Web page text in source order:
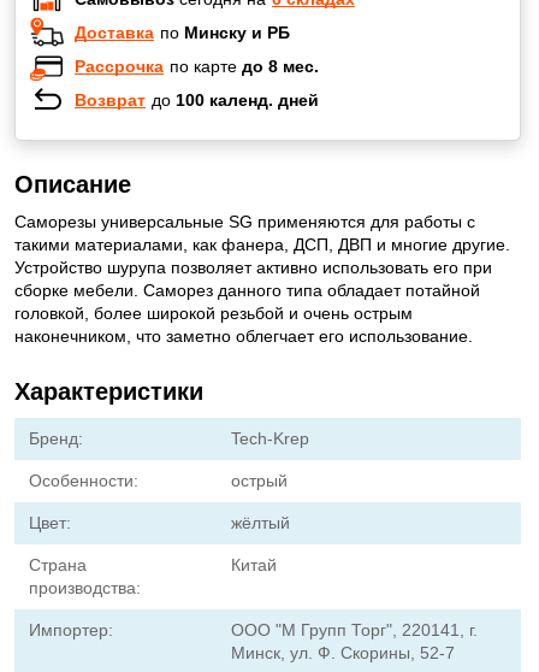
Доставка по Минску и РБ
Рассрочка по карте до 8 мес.
Возврат до 100 календ. дней
Описание
Саморезы универсальные SG применяются для работы с
такими материалами, как фанера, ДСП, ДВП и многие другие.
Устройство шурупа позволяет активно использовать его при
сборке мебели. Саморез данного типа обладает потайной
головкой, более широкой резьбой и очень острым
наконечником, что заметно облегчает его использование.
Характеристики
Бренд: Tech-Krep
Особенности: острый
Цвет: жёлтый
Страна
производства:
Китай
Импортер:
ООО "М Групп Торг", 220141, г.
Минск, ул. Ф. Скорины, 52-7